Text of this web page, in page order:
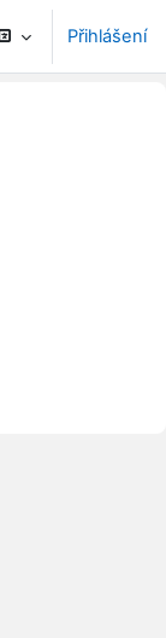
Přihlášení